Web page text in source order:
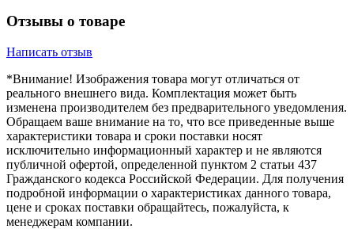
Отзывы о товаре
Написать отзыв
*Внимание! Изображения товара могут отличаться от
реального внешнего вида. Комплектация может быть
изменена производителем без предварительного уведомления.
Обращаем ваше внимание на то, что все приведенные выше
характеристики товара и сроки поставки носят
исключительно информационный характер и не являются
публичной офертой, определенной пунктом 2 статьи 437
Гражданского кодекса Российской Федерации. Для получения
подробной информации о характеристиках данного товара,
цене и сроках поставки обращайтесь, пожалуйста, к
менеджерам компании.